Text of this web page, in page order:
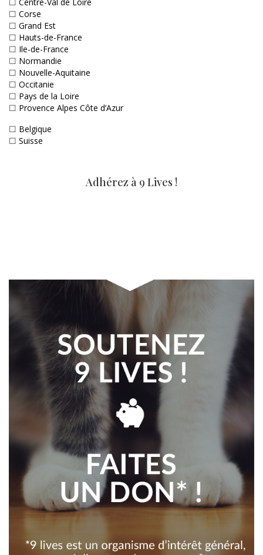
☐ Corse
☐ Grand Est
☐ Hauts-de-France
☐ Ile-de-France
☐ Normandie
☐ Nouvelle-Aquitaine
☐ Occitanie
☐ Pays de la Loire
☐ Provence Alpes Côte d’Azur
☐ Belgique
☐ Suisse
Adhérez à 9 Lives !